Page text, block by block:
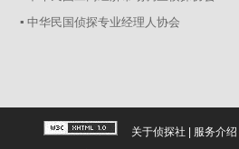
▪ 中华民国侦探专业经理人协会
关于侦探社 | 服务介绍